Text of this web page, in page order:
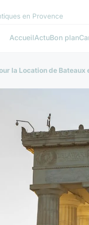
en Provence
AccueilActuBon plan
la Location de